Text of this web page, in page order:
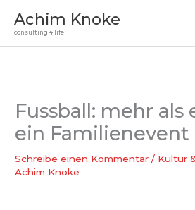
InhaltAchim Knoke
consulting 4 life
Fussball: mehr als
ein Familienevent
Schreibe einen Kommentar / Kultur
Achim Knoke